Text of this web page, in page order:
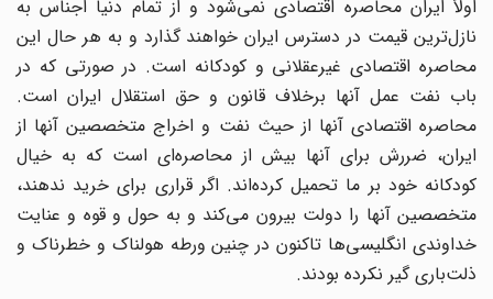
اولاً ایران محاصره اقتصادی نمی‌شود و از تمام دنیا اجناس به
نازل‌ترین قیمت در دسترس ایران خواهند گذارد و به هر حال این
محاصره اقتصادی غیرعقلانی و کودکانه است. در صورتی که در
باب نفت عمل آنها برخلاف قانون و حق استقلال ایران است.
محاصره اقتصادی آنها از حیث نفت و اخراج متخصصین آنها از
ایران، ضررش برای آنها بیش از محاصره‌ای است که به خیال
کودکانه خود بر ما تحمیل کرده‌اند. اگر قراری برای خرید ندهند،
متخصصین آنها را دولت بیرون می‌‌کند و به حول و قوه و عنایت
خداوندی انگلیسی‌ها تاکنون در چنین ورطه هولناک و خطرناک و
ذلت‌باری گیر نکرده بودند.